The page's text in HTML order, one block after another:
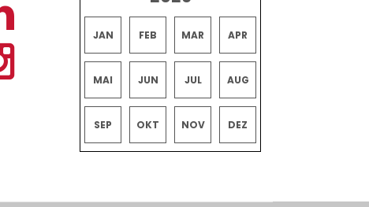
JAN FEB MAR APR
MAI JUN JUL AUG
SEP OKT NOV DEZ